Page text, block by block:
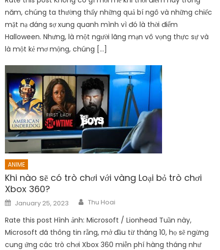
năm, chúng ta thường thấy những quả bí ngô và những chiếc
mặt nạ đáng sợ xung quanh mình vì đó là thời điểm
Halloween. Nhưng, là một người lãng mạn vô vọng thực sự và
là một kẻ mơ mộng, chúng […]
ANIME
Khi nào sẽ có trò chơi với vàng Loại bỏ trò chơi
Xbox 360?
Posted
on
January 25, 2023 Author
Thu Hoai
Rate this post Hình ảnh: Microsoft / Lionhead Tuần này,
Microsoft đã thông tin rằng, mở đầu từ tháng 10, họ sẽ ngừng
cung ứng các trò chơi Xbox 360 miễn phí hàng tháng như